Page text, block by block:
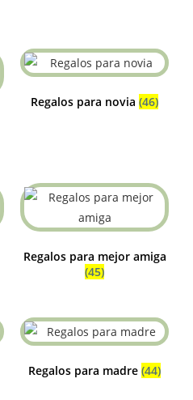
Regalos para novia (46)
Regalos para mejor amiga
(45)
Regalos para madre (44)